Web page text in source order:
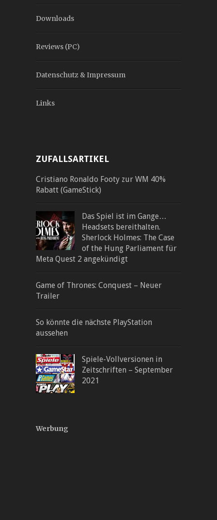
Downloads
Reviews (PC)
Datenschutz & Impressum
Links
ZUFALLSARTIKEL
Cristiano Ronaldo Footy zur WM 40%
Rabatt (GameStick)
Das Spiel ist im Gange…
Headsets bereithalten.
Sherlock Holmes: The Case
of the Hung Parliament für
Meta Quest 2 angekündigt
Game of Thrones: Conquest – Neuer
Trailer
So könnte die nächste PlayStation
aussehen
Spiele-Vollversionen in
Zeitschriften – September
2021
Werbung